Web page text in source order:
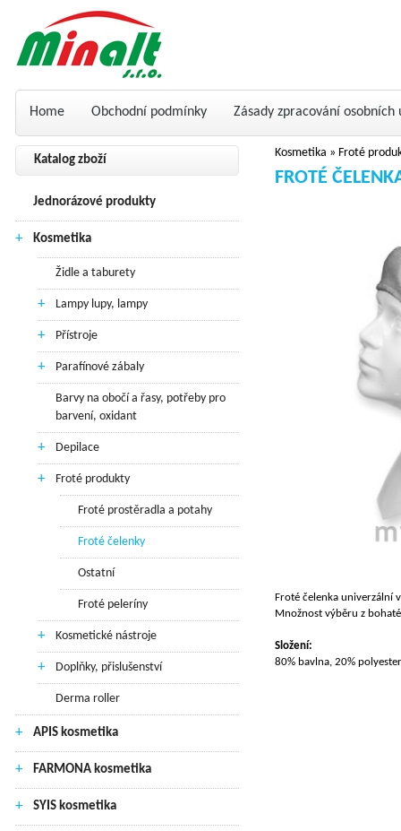
Home Obchodní podmínky Zásady zpracování osobních
Katalog zboží
Jednorázové produkty
+ Kosmetika
Židle a taburety
+ Lampy lupy, lampy
+ Přístroje
+ Parafínové zábaly
Barvy na obočí a řasy, potřeby pro
barvení, oxidant
+ Depilace
+ Froté produkty
Froté prostěradla a potahy
Froté čelenky
Ostatní
Froté peleríny
+ Kosmetické nástroje
+ Doplňky, přislušenství
Derma roller
+ APIS kosmetika
+ FARMONA kosmetika
+ SYIS kosmetika
Kosmetika » Froté
FROTÉ
Froté čelenka univerzální
Množnost výběru z
Složení:
80% bavlna, 20% polyester